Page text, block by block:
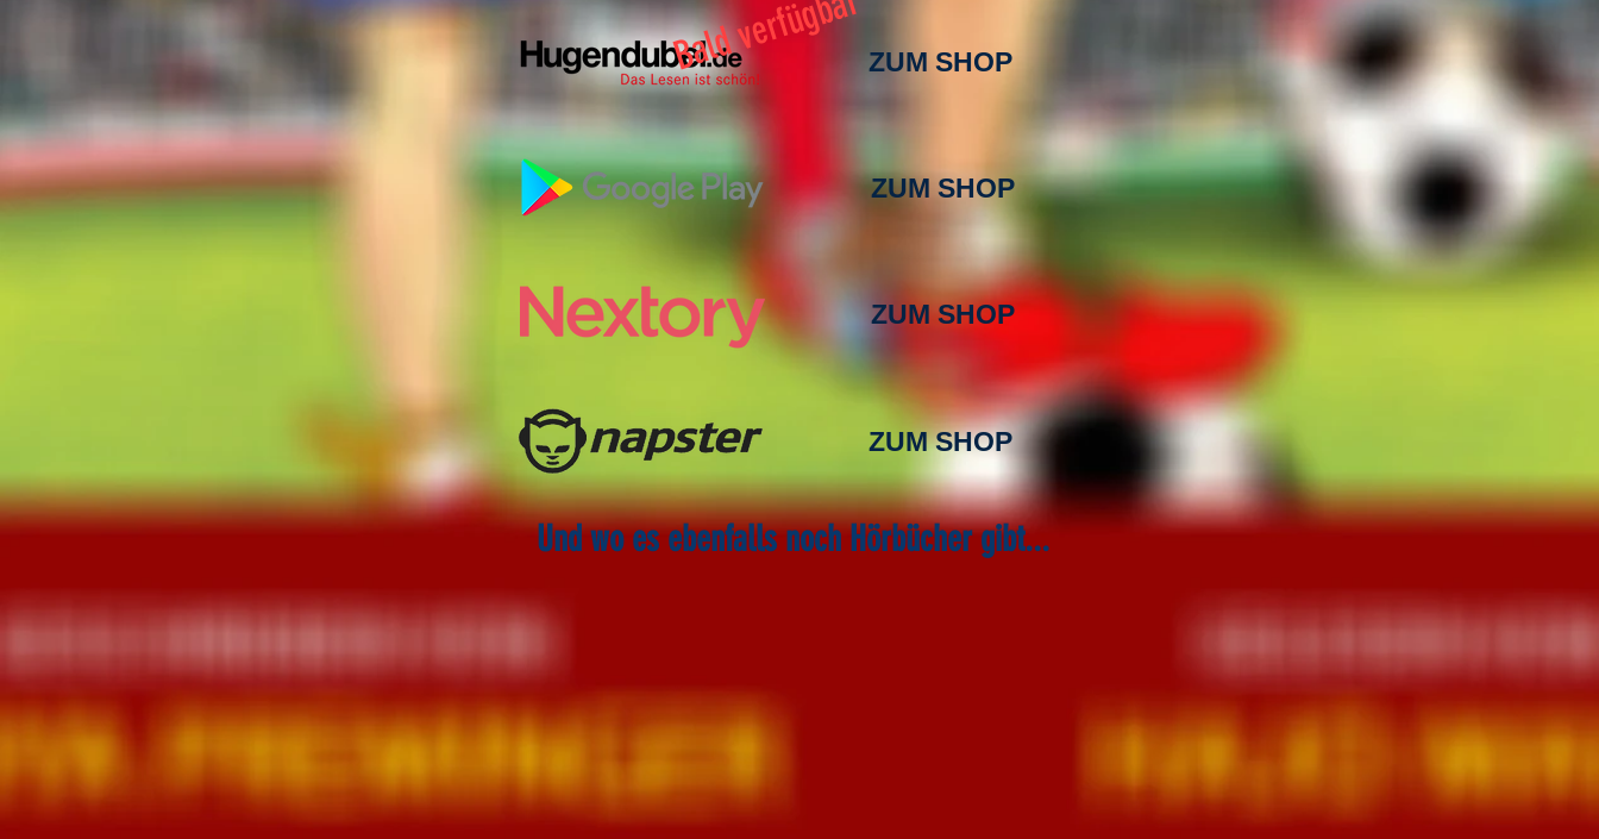
ZUM SHOP
ZUM SHOP
Bald verfügbar
ZUM SHOP
ZUM SHOP
Und wo es ebenfalls noch Hörbücher gibt...